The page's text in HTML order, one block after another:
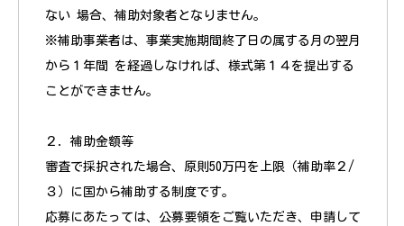
ない 場合、補助対象者となりません。
※補助事業者は、事業実施期間終了日の属する月の翌月
から１年間 を経過しなければ、様式第１４を提出する
ことができません。
２．補助金額等
審査で採択された場合、原則50万円を上限（補助率２/
３）に国から補助する制度です。
応募にあたっては、公募要領をご覧いただき、申請して